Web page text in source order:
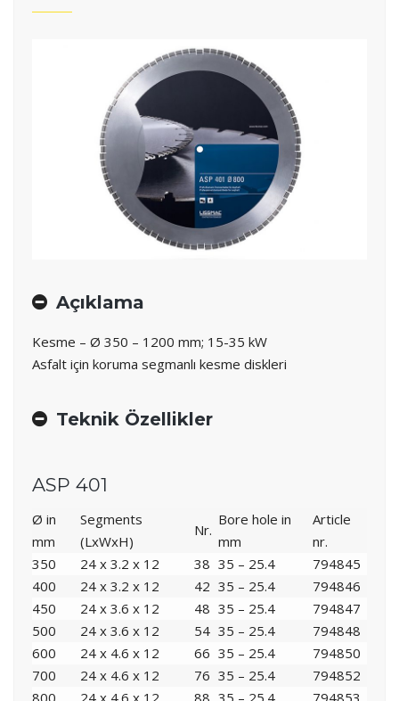
Açıklama
Kesme – Ø 350 – 1200 mm; 15-35 kW
Asfalt için koruma segmanlı kesme diskleri
Teknik Özellikler
ASP 401
Ø in
mm
Segments
(LxWxH)
Nr.
Bore hole in
mm
Article
nr.
350
24 x 3.2 x 12 38 35 – 25.4
794845
400
24 x 3.2 x 12 42 35 – 25.4
794846
450
24 x 3.6 x 12 48 35 – 25.4
794847
500
24 x 3.6 x 12 54 35 – 25.4
794848
600
24 x 4.6 x 12 66 35 – 25.4
794850
700
24 x 4.6 x 12 76 35 – 25.4
794852